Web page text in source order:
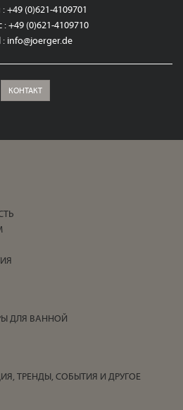
+49 (0)621-4109701
: +49 (0)621-4109710
: info@joerger.de
КОНТАКТ
ДЛЯ ВАННОЙ
ТРЕНДЫ, СОБЫТИЯ И ДРУГОЕ